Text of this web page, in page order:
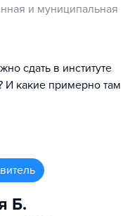
и муниципальная
сдать в институте
И какие примерно там
Б.